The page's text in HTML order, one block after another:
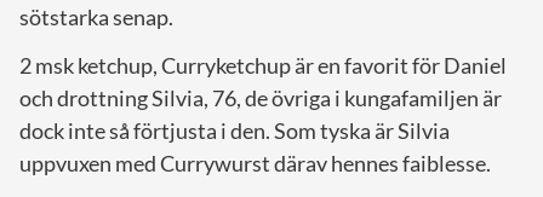
sötstarka senap.
2 msk ketchup, Curryketchup är en favorit för Daniel
och drottning Silvia, 76, de övriga i kungafamiljen är
dock inte så förtjusta i den. Som tyska är Silvia
uppvuxen med Currywurst därav hennes faiblesse.